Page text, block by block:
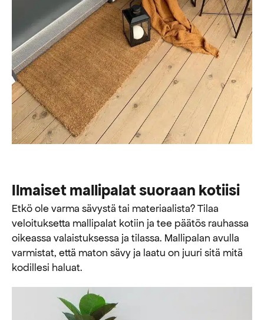
Ilmaiset mallipalat suoraan kotiisi
Etkö ole varma sävystä tai materiaalista? Tilaa
veloituksetta mallipalat kotiin ja tee päätös rauhassa
oikeassa valaistuksessa ja tilassa. Mallipalan avulla
varmistat, että maton sävy ja laatu on juuri sitä mitä
kodillesi haluat.